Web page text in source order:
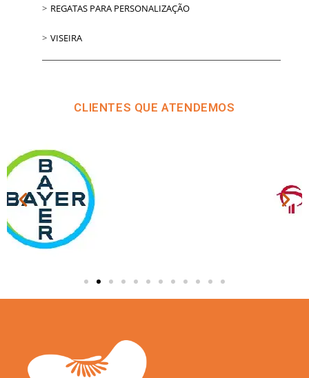
REGATAS PARA PERSONALIZAÇÃO
VISEIRA
CLIENTES QUE ATENDEMOS